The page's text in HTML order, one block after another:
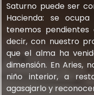
Saturno puede ser
Hacienda: se
tenemos
decir, con nuestro
que el alma ha
dimensión. En Aries,
niño interior, a
agasajarlo y